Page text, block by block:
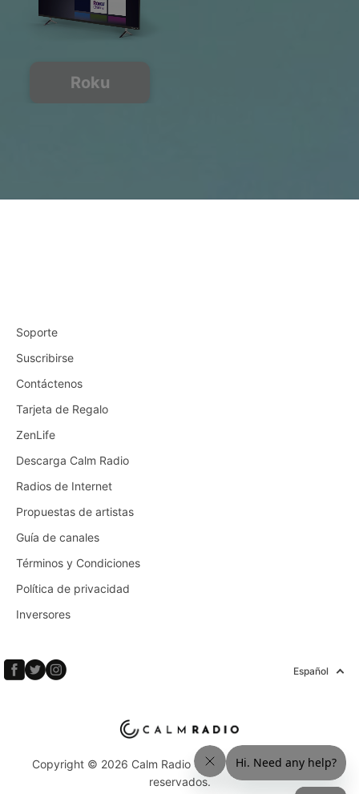
Roku
Soporte
Suscribirse
Contáctenos
Tarjeta de Regalo
ZenLife
Descarga Calm Radio
Radios de Internet
Propuestas de artistas
Guía de canales
Términos y Condiciones
Política de privacidad
Inversores
Español
Copyright © 2026 Calm Radio Corp. Todos los derechos
reservados.